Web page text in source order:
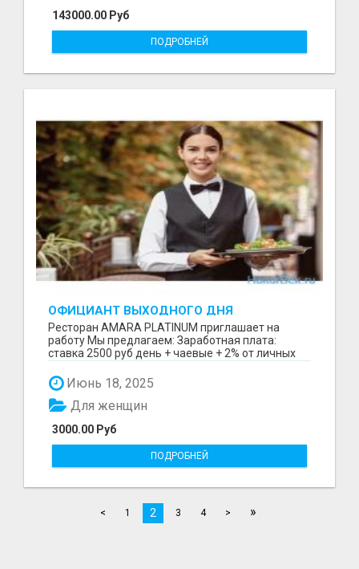
143000.00 Руб
ПОДРОБНЕЙ
ОФИЦИАНТ ВЫХОДНОГО ДНЯ
Ресторан AMARA PLATINUM приглашает на
работу Мы предлагаем: Заработная плата:
ставка 2500 руб день + чаевые + 2% от личных
продаж после сдач...
Июнь 18, 2025
3000.00 Руб
Для женщин
ПОДРОБНЕЙ
< 1 2 3 4 > »